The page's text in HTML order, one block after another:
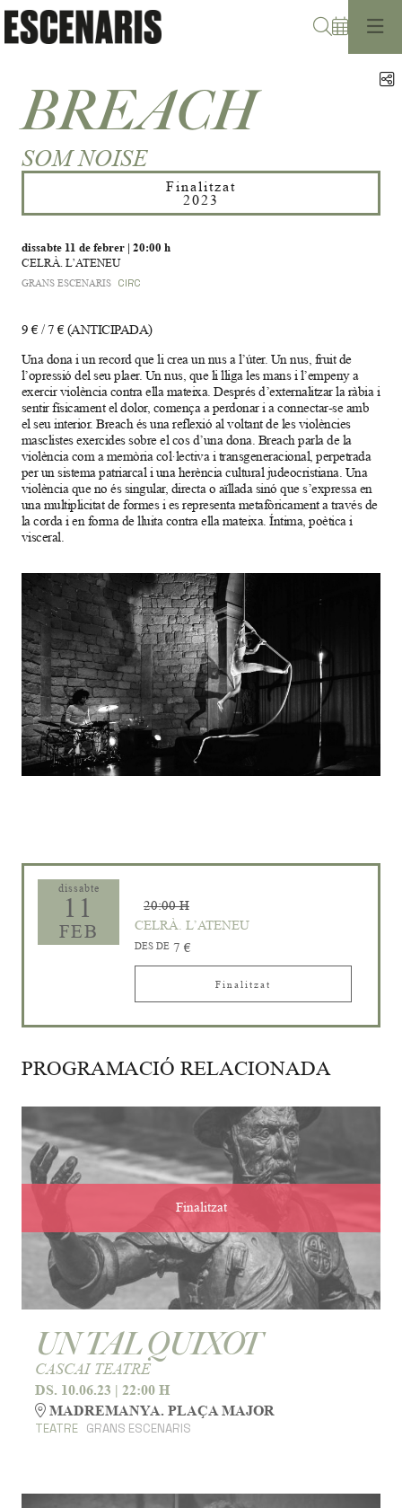
BREACH
SOM NOISE
Finalitzat
2023
dissabte 11 de febrer| 20:00 h
CELRÀ. L’ATENEU
GRANS ESCENARIS CIRC
9 € / 7 € (ANTICIPADA)
Una dona i un record que li crea un nus a l’úter. Un nus, fruit de
l’opressió del seu plaer. Un nus, que li lliga les mans i l’empeny a
exercir violència contra ella mateixa. Després d’externalitzar la ràbia i
sentir físicament el dolor, comença a perdonar i a connectar-se amb
el seu interior. Breach és una reflexió al voltant de les violències
masclistes exercides sobre el cos d’una dona. Breach parla de la
violència com a memòria col·lectiva i transgeneracional, perpetrada
per un sistema patriarcal i una herència cultural judeocristiana. Una
violència que no és singular, directa o aïllada sinó que s’expressa en
una multiplicitat de formes i es representa metafòricament a través de
la corda i en forma de lluita contra ella mateixa. Íntima, poètica i
visceral.
dissabte
11
FEB
20:00 H
CELRÀ. L’ATENEU
DES DE 7 €
Finalitzat
PROGRAMACIÓ RELACIONADA
Finalitzat
UN TAL QUIXOT
CASCAI TEATRE
DS. 10.06.23 | 22:00 H
MADREMANYA. PLAÇA MAJOR
TEATRE GRANS ESCENARIS